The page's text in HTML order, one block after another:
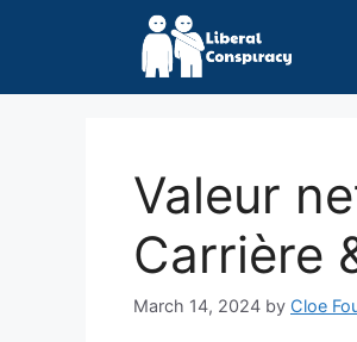
Valeur
Carrière
March 14, 2024 by Cloe